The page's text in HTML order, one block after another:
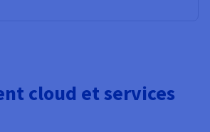
cloud et services